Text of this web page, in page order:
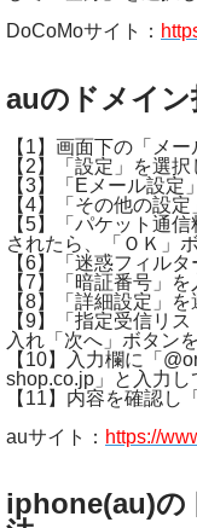
DoCoMoサイト：
auのドメイン
【1】画面下の「メ
【2】「設定」を選択
【3】「Eメール設定
【4】「その他の設定
【5】「パケット通
されたら、「ＯＫ」
【6】「迷惑フィル
【7】「暗証番号」
【8】「詳細設定」を
【9】「指定受信リ
入れ「次へ」ボタン
【10】入力欄に「
shop.co.jp」と入力し
【11】内容を確認し
auサイト： https://
iphone(au)の